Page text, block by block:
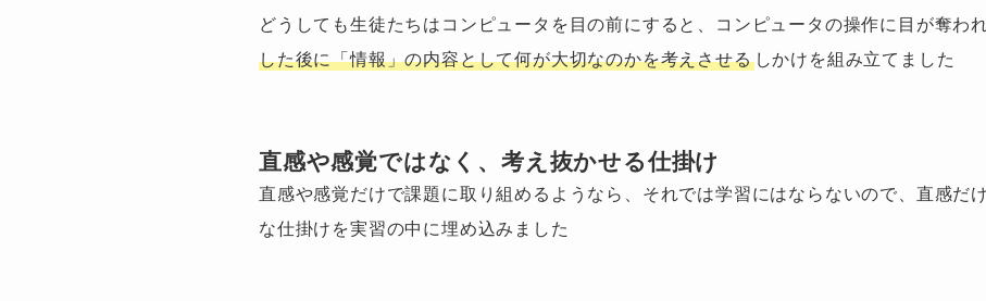
どうしても生徒たちはコンピュータを目の前にすると、コンピュータの操作に目が奪わ
した後に「情報」の内容として何が大切なのかを考えさせるしかけを組み立てました
直感や感覚ではなく、考え抜かせる仕掛け
直感や感覚だけで課題に取り組めるようなら、それでは学習にはならないので、直感だ
な仕掛けを実習の中に埋め込みました